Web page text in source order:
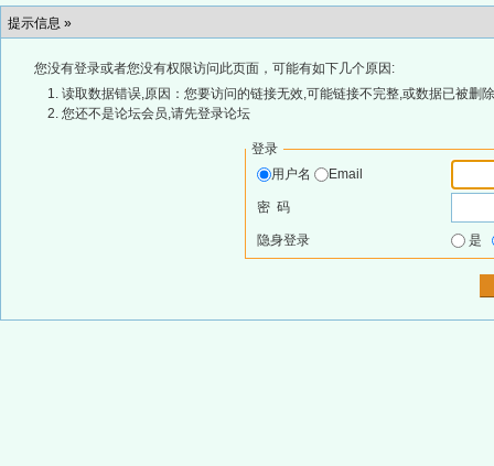
提示信息 »
您没有登录或者您没有权限访问此页面，可能有如下几个原因:
读取数据错误,原因：您要访问的链接无效,可能链接不完整,或数据已被删
您还不是论坛会员,请先登录论坛
登录
用户名
Email
密 码
隐身登录 是